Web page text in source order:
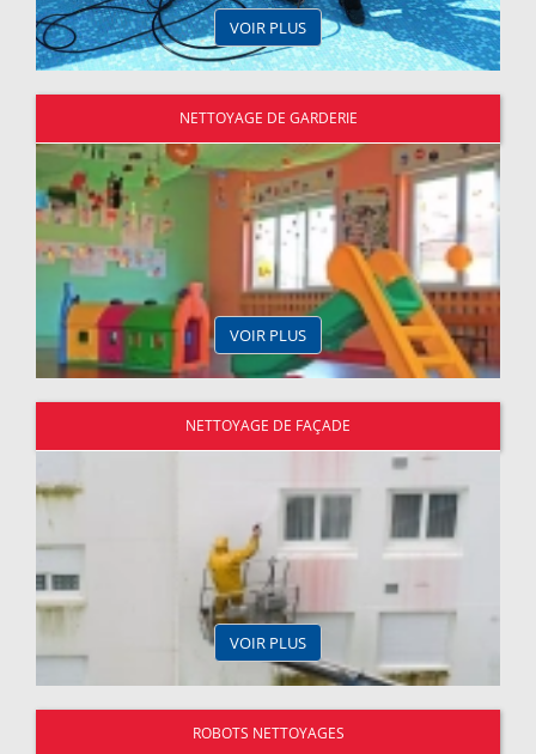
VOIR PLUS
NETTOYAGE DE GARDERIE
VOIR PLUS
NETTOYAGE DE FAÇADE
VOIR PLUS
ROBOTS NETTOYAGES